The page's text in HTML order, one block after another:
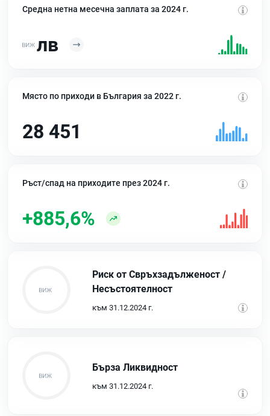
Средна нетна месечна заплата за 2024 г.
лв
Място по приходи в България за 2022 г.
28 451
Ръст/спад на приходите през 2024 г.
+885,6%
Риск от Свръхзадълженост /
Несъстоятелност
към 31.12.2024 г.
Бърза Ликвидност
към 31.12.2024 г.